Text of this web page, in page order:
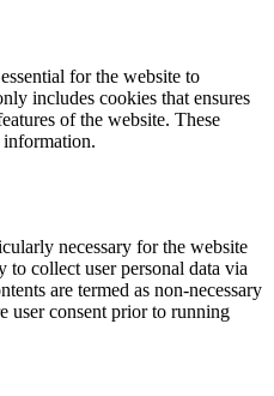
for the website to
includes cookies that ensures
of the website. These
information.
necessary for the website
collect user personal data via
are termed as non-necessary
user consent prior to running